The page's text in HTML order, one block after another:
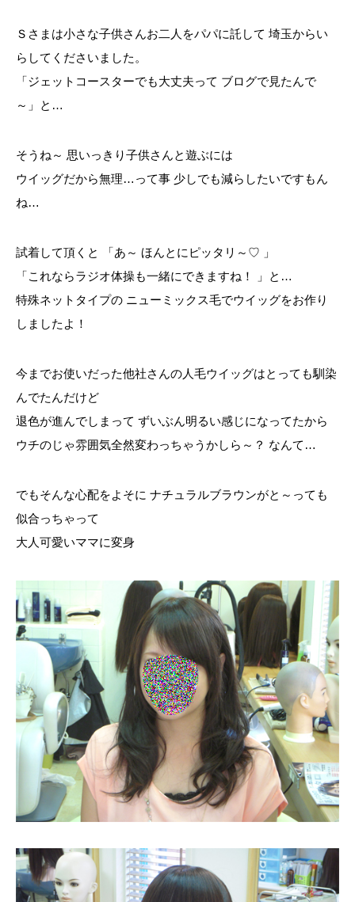
Ｓさまは小さな子供さんお二人をパパに託して 埼玉からい
らしてくださいました。
「ジェットコースターでも大丈夫って ブログで見たんで
～」と…
そうね～ 思いっきり子供さんと遊ぶには
ウイッグだから無理…って事 少しでも減らしたいですもん
ね…
試着して頂くと 「あ～ ほんとにピッタリ～♡ 」
「これならラジオ体操も一緒にできますね！ 」と…
特殊ネットタイプの ニューミックス毛でウイッグをお作り
しましたよ！
今までお使いだった他社さんの人毛ウイッグはとっても馴染
んでたんだけど
退色が進んでしまって ずいぶん明るい感じになってたから
ウチのじゃ雰囲気全然変わっちゃうかしら～？ なんて…
でもそんな心配をよそに ナチュラルブラウンがと～っても
似合っちゃって
大人可愛いママに変身